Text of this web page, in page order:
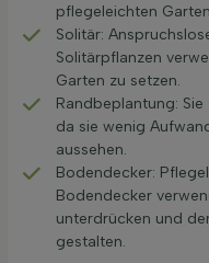
pflegeleichten
Solitär:
Solitärpflanzen
Garten zu setzen.
Randbeplantung:
da sie wenig
aussehen.
Bodendecker:
Bodendecker
unterdrücken und
gestalten.